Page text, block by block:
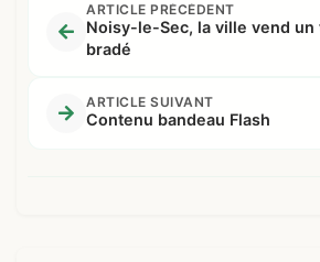
ARTICLE PRÉCÉDENT
Noisy-le-Sec, la ville vend un
bradé
ARTICLE SUIVANT
Contenu bandeau Flash